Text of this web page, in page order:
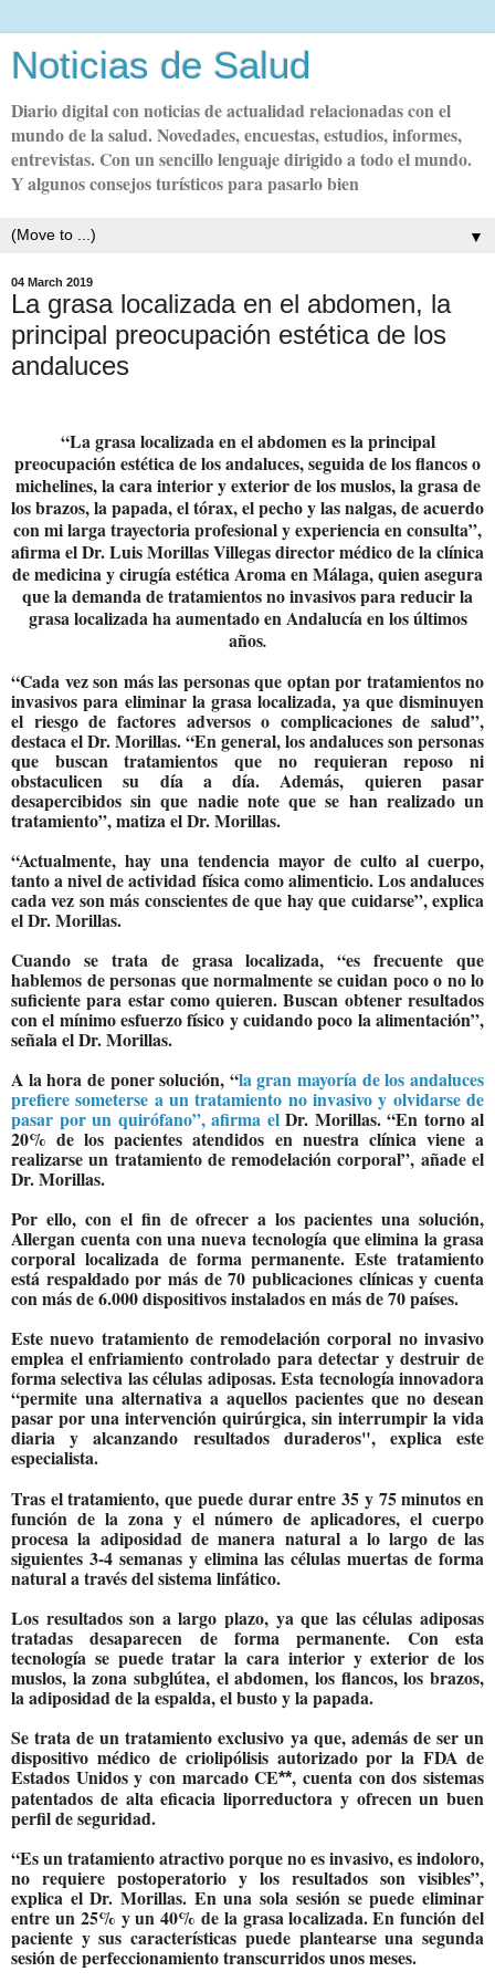
Noticias de Salud
Diario digital con noticias de actualidad relacionadas con el
mundo de la salud. Novedades, encuestas, estudios, informes,
entrevistas. Con un sencillo lenguaje dirigido a todo el mundo.
Y algunos consejos turísticos para pasarlo bien
▼
04 March 2019
La grasa localizada en el abdomen, la
principal preocupación estética de los
andaluces
“La grasa localizada en el abdomen es la principal
preocupación estética de los andaluces, seguida de los flancos o
michelines, la cara interior y exterior de los muslos, la grasa de
los brazos, la papada, el tórax, el pecho y las nalgas, de acuerdo
con mi larga trayectoria profesional y experiencia en consulta”,
afirma elDr. Luis Morillas Villegas director médico de la clínica
de medicina y cirugía estética Aroma en Málaga, quien asegura
que la demanda de tratamientos no invasivos para reducir la
grasa localizada ha aumentado en Andalucía en los últimos
años.
“Cada vez son más las personas que optan por tratamientos no
invasivos para eliminar la grasa localizada, ya que disminuyen
el riesgo de factores adversos o complicaciones de salud”,
destaca el Dr. Morillas.“En general, los andaluces son personas
que buscan tratamientos que no requieran reposo ni
obstaculicen su día a día. Además, quieren pasar
desapercibidos sin que nadie note que se han realizado un
tratamiento”, matiza elDr. Morillas.
“Actualmente, hay una tendencia mayor de culto al cuerpo,
tanto a nivel de actividad física como alimenticio. Los andaluces
cada vez son más conscientes de que hay que cuidarse”, explica
elDr. Morillas.
Cuando se trata de grasa localizada, “es frecuente que
hablemos de personas que normalmente se cuidan poco o no lo
suficiente para estar como quieren. Buscan obtener resultados
con el mínimo esfuerzo físico y cuidando poco la alimentación”,
señala elDr. Morillas.
A la hora de poner solución, “la gran mayoría de los andaluces
prefiere someterse a un tratamiento no invasivo y olvidarse de
pasar por un quirófano”, afirma el Dr. Morillas. “En torno al
20% de los pacientes atendidos en nuestra clínica viene a
realizarse un tratamiento de remodelación corporal”, añade el
Dr. Morillas.
Por ello, con el fin de ofrecer a los pacientes una solución,
Allergan cuenta con una nueva tecnología que elimina la grasa
corporal localizada de forma permanente. Este tratamiento
está respaldado por más de 70 publicaciones clínicas y cuenta
con más de 6.000 dispositivos instalados en más de 70 países.
Este nuevo tratamiento de remodelación corporal no invasivo
emplea el enfriamiento controlado para detectar y destruir de
forma selectiva las células adiposas. Esta tecnología innovadora
“permite una alternativa a aquellos pacientes que no desean
pasar por una intervención quirúrgica, sin interrumpir la vida
diaria y alcanzando resultados duraderos", explica este
especialista.
Tras el tratamiento, que puede durar entre 35 y 75 minutos en
función de la zona y el número de aplicadores, el cuerpo
procesa la adiposidad de manera natural a lo largo de las
siguientes 3-4 semanas y elimina las células muertas de forma
natural a través del sistema linfático.
Los resultados son a largo plazo, ya que las células adiposas
tratadas desaparecen de forma permanente. Con esta
tecnología se puede tratar la cara interior y exterior de los
muslos, la zona subglútea, el abdomen, los flancos, los brazos,
la adiposidad de la espalda, el busto y la papada.
Se trata de un tratamiento exclusivo ya que, además de ser un
dispositivo médico de criolipólisis autorizado por la FDA de
Estados Unidos y con marcado CE**, cuenta con dos sistemas
patentados de alta eficacia liporreductora y ofrecen un buen
perfil de seguridad.
“Es un tratamiento atractivo porque no es invasivo, es indoloro,
no requiere postoperatorio y los resultados son visibles”,
explica el Dr. Morillas. En una sola sesión se puede eliminar
entre un 25% y un 40% de la grasa localizada. En función del
paciente y sus características puede plantearse una segunda
sesión de perfeccionamiento transcurridos unos meses.